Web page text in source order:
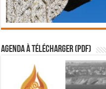
Agenda à télécharger (PDF)